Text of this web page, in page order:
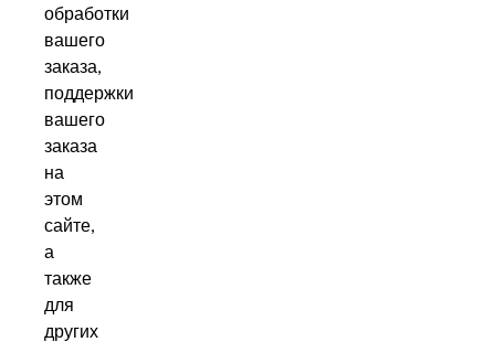
обработки
вашего
заказа,
поддержки
вашего
заказа
на
этом
сайте,
а
также
для
других